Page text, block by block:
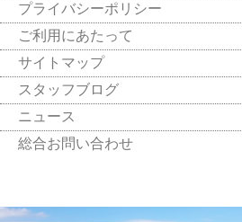
プライバシーポリシー
ご利用にあたって
サイトマップ
スタッフブログ
ニュース
総合お問い合わせ